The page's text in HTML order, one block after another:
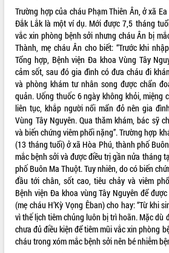
VIDEO
Không có file video nào để phát.
ALBUM ẢNH
LIÊN KẾT WEB
Trường hợp của cháu Phạm Thiên Ân, ở xã Ea
Đắk Lắk là một ví dụ. Mới được 7,5 tháng
vắc xin phòng bệnh sởi nhưng cháu Ân bị
Thành, mẹ cháu Ân cho biết: “Trước khi
Tổng hợp, Bệnh viện Đa khoa Vùng Tây
cảm sốt, sau đó gia đình có đưa cháu đi
và phòng khám tư nhân song được chẩn
quản. Uống thuốc 6 ngày không khỏi, miệng
liên tục, khắp người nổi mẩn đỏ nên gia
Vùng Tây Nguyên. Qua thăm khám, bác sỹ
và biến chứng viêm phổi nặng”. Trường hợp
(13 tháng tuổi) ở xã Hòa Phú, thành phố
mắc bệnh sởi và được điều trị gần nửa tháng
phố Buôn Ma Thuột. Tuy nhiên, do có biến
đầu tới chân, sốt cao, tiêu chảy và viêm
Bệnh viện Đa khoa vùng Tây Nguyên để được
(mẹ cháu H’Kỳ Vọng Êban) cho hay: “Từ khi
vì thế lịch tiêm chủng luôn bị trì hoãn. Mặc dù
chưa đủ điều kiện để tiêm mũi vắc xin phòng
cháu trong xóm mắc bệnh sởi nên bé nhiễm